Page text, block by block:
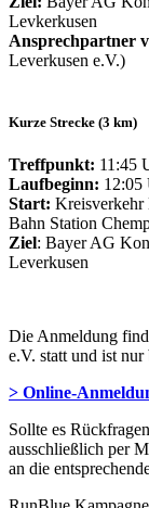
Levkerkusen
Ansprechpartner
Leverkusen e.V.)
Kurze Strecke (3 km)
Treffpunkt: 11:45
Laufbeginn: 12:05
Start: Kreisverkehr
Bahn Station
Ziel: Bayer AG
Leverkusen
Die Anmeldung
e.V. statt und ist
> Online-
Sollte es
ausschließlich per
an die